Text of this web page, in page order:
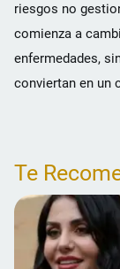
riesgos no
comienza a
enfermedades,
conviertan en un
Te